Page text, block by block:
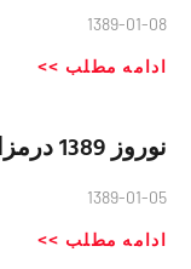
1389-01-08
ادامه مطلب >>
نوروز 1389 درمزار سلطانی بیدخت
1389-01-05
ادامه مطلب >>